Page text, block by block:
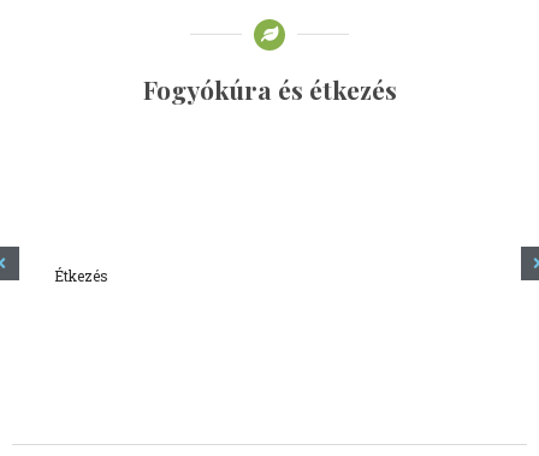
Fogyókúra és étkezés
Étkezés